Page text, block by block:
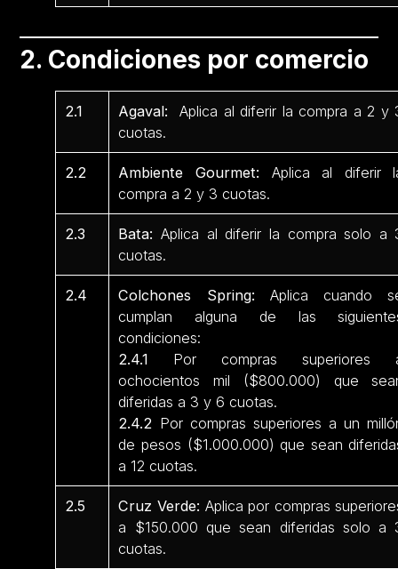
2. Condiciones por comercio
2.1 Agaval: Aplica al diferir la compra a 2 y
cuotas.
2.2 Ambiente Gourmet: Aplica al diferir
compra a 2 y 3 cuotas.
2.3 Bata:Aplica al diferir la compra solo a
cuotas.
2.4 Colchones Spring: Aplica cuando
cumplan alguna de las
condiciones:
2.4.1 Por compras superiores
ochocientos mil ($800.000) que
diferidas a 3 y 6 cuotas.
2.4.2 Por compras superiores a un
de pesos ($1.000.000) que sean
a 12 cuotas.
2.5 Cruz Verde: Aplica por compras
a $150.000 que sean diferidas solo a
cuotas.